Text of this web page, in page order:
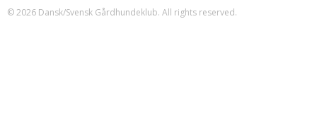
© 2026 Dansk/Svensk Gårdhundeklub. All rights reserved.